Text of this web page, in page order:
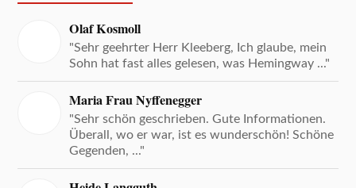
Olaf Kosmoll
"Sehr geehrter Herr Kleeberg, Ich glaube, mein
Sohn hat fast alles gelesen, was Hemingway ..."
Maria Frau Nyffenegger
"Sehr schön geschrieben. Gute Informationen.
Überall, wo er war, ist es wunderschön! Schöne
Gegenden, ..."